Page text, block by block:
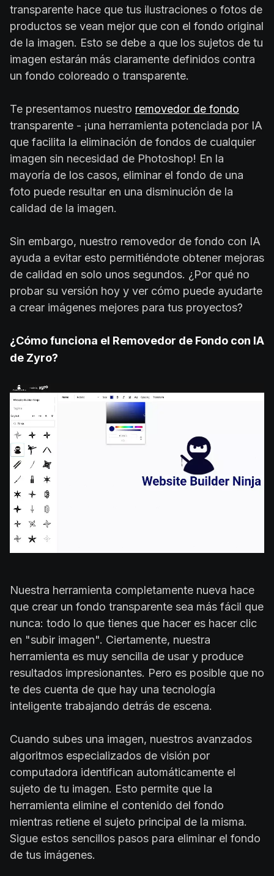
transparente hace que tus ilustraciones o fotos de
productos se vean mejor que con el fondo original
de la imagen. Esto se debe a que los sujetos de tu
imagen estarán más claramente definidos contra
un fondo coloreado o transparente.
Te presentamos nuestro removedor de fondo
transparente - ¡una herramienta potenciada por IA
que facilita la eliminación de fondos de cualquier
imagen sin necesidad de Photoshop! En la
mayoría de los casos, eliminar el fondo de una
foto puede resultar en una disminución de la
calidad de la imagen.
Sin embargo, nuestro removedor de fondo con IA
ayuda a evitar esto permitiéndote obtener mejoras
de calidad en solo unos segundos. ¿Por qué no
probar su versión hoy y ver cómo puede ayudarte
a crear imágenes mejores para tus proyectos?
¿Cómo funciona el Removedor de Fondo con IA
de Zyro?
Nuestra herramienta completamente nueva hace
que crear un fondo transparente sea más fácil que
nunca: todo lo que tienes que hacer es hacer clic
en "subir imagen". Ciertamente, nuestra
herramienta es muy sencilla de usar y produce
resultados impresionantes. Pero es posible que no
te des cuenta de que hay una tecnología
inteligente trabajando detrás de escena.
Cuando subes una imagen, nuestros avanzados
algoritmos especializados de visión por
computadora identifican automáticamente el
sujeto de tu imagen. Esto permite que la
herramienta elimine el contenido del fondo
mientras retiene el sujeto principal de la misma.
Sigue estos sencillos pasos para eliminar el fondo
de tus imágenes.